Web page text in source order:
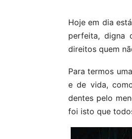
Hoje em dia
perfeita, digna
direitos quem
Para termos
e de vida,
dentes pelo
foi isto que